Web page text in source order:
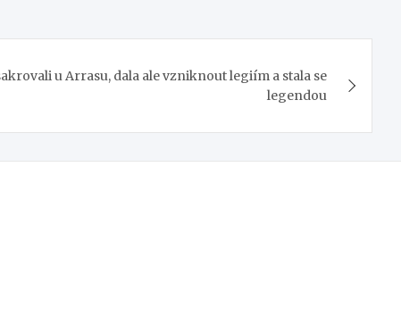
u Arrasu, dala ale vzniknout legiím a stala se
legendou